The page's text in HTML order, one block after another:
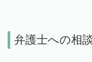
弁護士への相